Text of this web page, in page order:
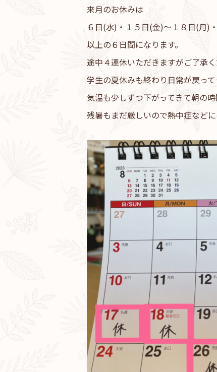
来月のお休みは
６日(水)・１５日(金)～１８日(月)
以上の６日間になります。
途中４連休いただきますがご了承く
学生の夏休みも終わり日常が戻って
気温も少しずつ下がってきて朝の
残暑もまだ厳しいので熱中症など